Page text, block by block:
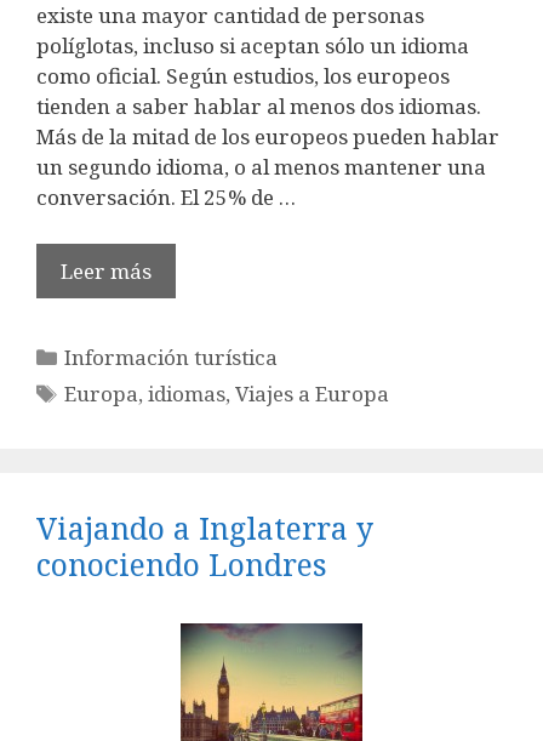
existe una mayor cantidad de personas
políglotas, incluso si aceptan sólo un idioma
como oficial. Según estudios, los europeos
tienden a saber hablar al menos dos idiomas.
Más de la mitad de los europeos pueden hablar
un segundo idioma, o al menos mantener una
conversación. El 25% de …
Leer más
Categorías
Información turística
Etiquetas
Europa,idiomas,Viajes a Europa
Viajando a Inglaterra y
conociendo Londres